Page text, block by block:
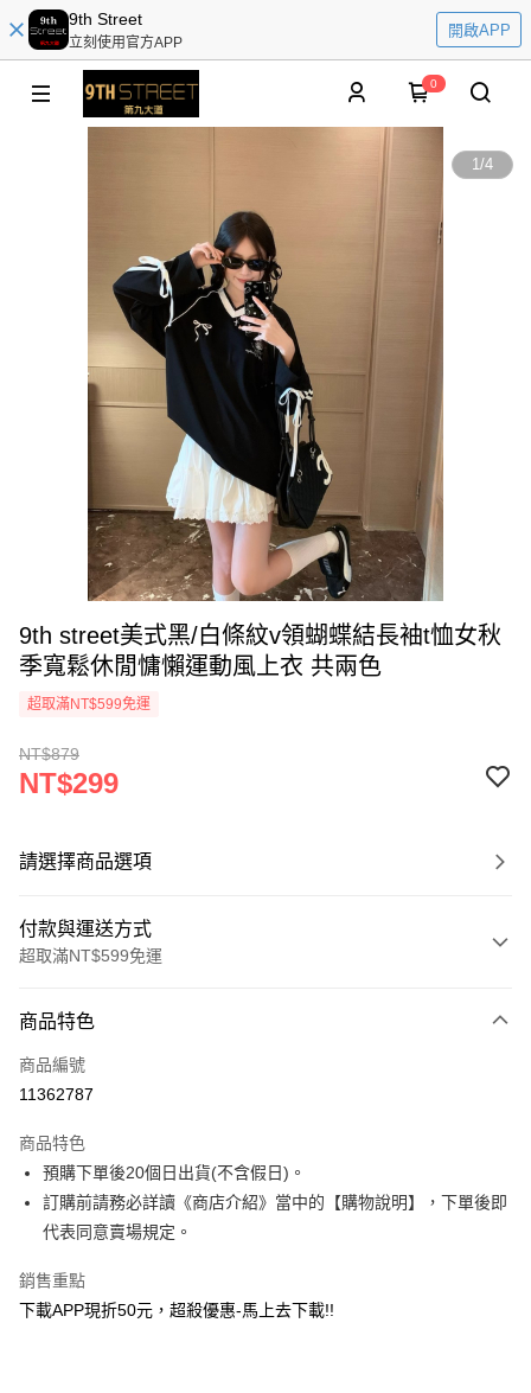
9th Street
立刻使用官方APP
開啟APP
0
1/4
9th street美式黑/白條紋v領蝴蝶結長袖t恤女秋
季寬鬆休閒慵懶運動風上衣 共兩色
超取滿NT$599免運
NT$879
NT$299
請選擇商品選項
付款與運送方式
超取滿NT$599免運
信用卡一次付款
超商取貨付款
運送方式
全家取貨付款
商品特色
商品編號
11362787
商品特色
預購下單後20個日出貨(不含假日)。
訂購前請務必詳讀《商店介紹》當中的【購物說明】，下單後即
代表同意賣場規定。
銷售重點
下載APP現折50元，超殺優惠-馬上去下載!!